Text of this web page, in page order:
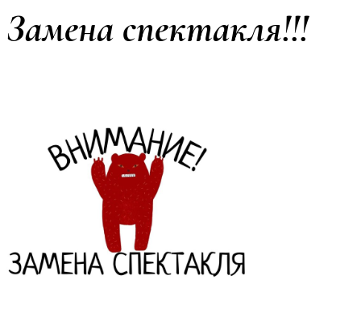
Замена спектакля!!!